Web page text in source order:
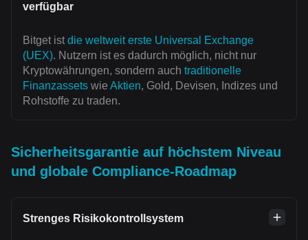
verfügbar
Bitget ist die weltweit erste Universal Exchange
(UEX). Nutzern ist es dadurch möglich, nicht nur
Kryptowährungen, sondern auch traditionelle
Finanzassets wie Aktien, Gold, Devisen, Indizes und
Rohstoffe zu traden.
Sicherheitsgarantie auf höchstem Niveau
und globale Compliance-Roadmap
Strenges Risikokontrollsystem